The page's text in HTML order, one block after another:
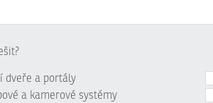
dveře a portály
a kamerové systémy